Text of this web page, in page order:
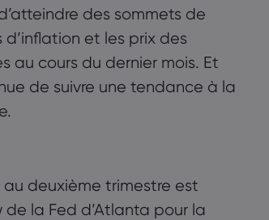
des sommets de
et les prix des
au cours du dernier mois. Et
de suivre une tendance à la
deuxième trimestre est
la Fed d’Atlanta pour la